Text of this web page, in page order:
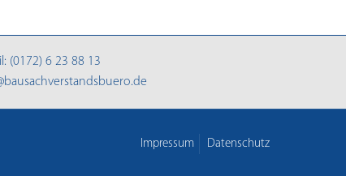
(0172) 6 23 88 13
Impressum Datenschutz